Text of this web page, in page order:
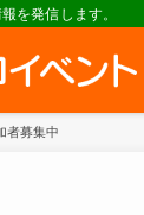
を発信します。
者募集中